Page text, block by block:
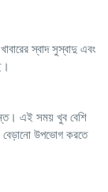
স্বাদ সুস্বাদু এবং
এই সময় খুব বেশি
বেড়ানো উপভোগ করতে